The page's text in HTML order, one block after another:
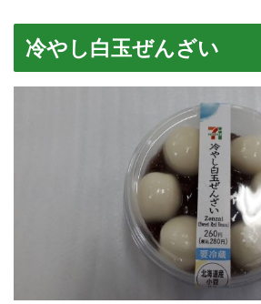
冷やし白玉ぜんざい